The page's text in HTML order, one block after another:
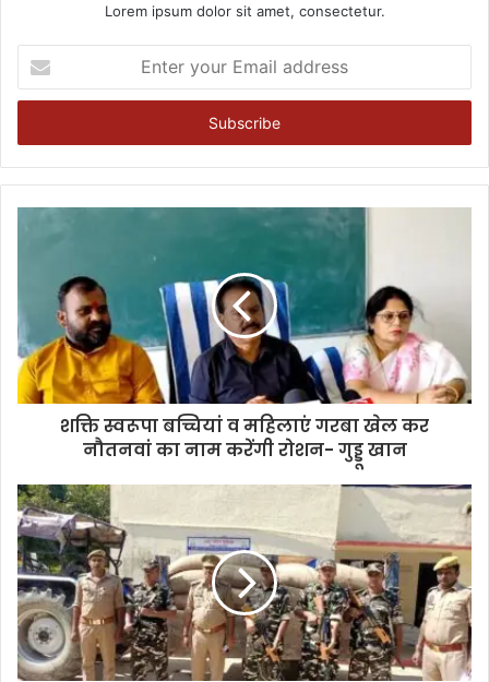
Lorem ipsum dolor sit amet, consectetur.
your
Email
शक्ति स्वरूपा बच्चियां व महिलाएं गरबा खेल कर
नौतनवां का नाम करेंगी रोशन- गुड्डू खान